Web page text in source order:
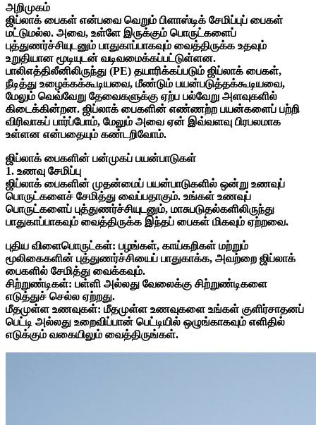
அறிமுகம்
ஜிப்லாக் பைகள் என்பவை வெறும் பிளாஸ்டிக் சேமிப்புப் பைகள்
மட்டுமல்ல. அவை, உள்ளே இருக்கும் பொருட்களைப்
புத்துணர்ச்சியுடனும் பாதுகாப்பாகவும் வைத்திருக்க உதவும்
உறுதியான மூடியுடன் வடிவமைக்கப்பட்டுள்ளன.
பாலிஎத்திலீனிலிருந்து (PE) தயாரிக்கப்படும் ஜிப்லாக் பைகள்,
நீடித்து உழைக்கக்கூடியவை, மீண்டும் பயன்படுத்தக்கூடியவை,
மேலும் வெவ்வேறு தேவைகளுக்கு ஏற்ப பல்வேறு அளவுகளில்
கிடைக்கின்றன. ஜிப்லாக் பைகளின் எண்ணற்ற பயன்களைப் பற்றி
விரிவாகப் பார்ப்போம், மேலும் அவை ஏன் இவ்வளவு பிரபலமாக
உள்ளன என்பதையும் கண்டறிவோம்.
ஜிப்லாக் பைகளின் பன்முகப் பயன்பாடுகள்
1. உணவு சேமிப்பு
ஜிப்லாக் பைகளின் முதன்மைப் பயன்பாடுகளில் ஒன்று உணவுப்
பொருட்களைச் சேமித்து வைப்பதாகும். உங்கள் உணவுப்
பொருட்களைப் புத்துணர்ச்சியுடனும், மாசுபடுதல்களிலிருந்து
பாதுகாப்பாகவும் வைத்திருக்க இந்தப் பைகள் மிகவும் ஏற்றவை.
புதிய விளைபொருட்கள்: பழங்கள், காய்கறிகள் மற்றும்
மூலிகைகளின் புத்துணர்ச்சியைப் பாதுகாக்க, அவற்றை ஜிப்லாக்
பைகளில் சேமித்து வைக்கவும்.
சிற்றுண்டிகள்: பள்ளி அல்லது வேலைக்கு சிற்றுண்டிகளை
எடுத்துச் செல்ல ஏற்றது.
மீதமுள்ள உணவுகள்: மீதமுள்ள உணவுகளை உங்கள் குளிர்சாதனப்
பெட்டி அல்லது உறைவிப்பான் பெட்டியில் ஒழுங்காகவும் எளிதில்
எடுக்கும் வகையிலும் வைத்திருங்கள்.